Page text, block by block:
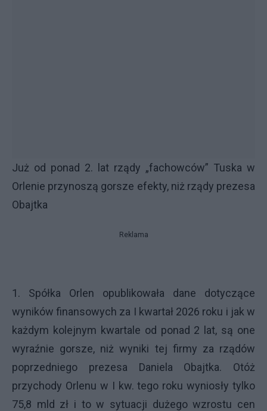
Już od ponad 2. lat rządy „fachowców” Tuska w
Orlenie przynoszą gorsze efekty, niż rządy prezesa
Obajtka
Reklama
1. Spółka Orlen opublikowała dane dotyczące
wyników finansowych za I kwartał 2026 roku i jak w
każdym kolejnym kwartale od ponad 2 lat, są one
wyraźnie gorsze, niż wyniki tej firmy za rządów
poprzedniego prezesa Daniela Obajtka. Otóż
przychody Orlenu w I kw. tego roku wyniosły tylko
75,8 mld zł i to w sytuacji dużego wzrostu cen